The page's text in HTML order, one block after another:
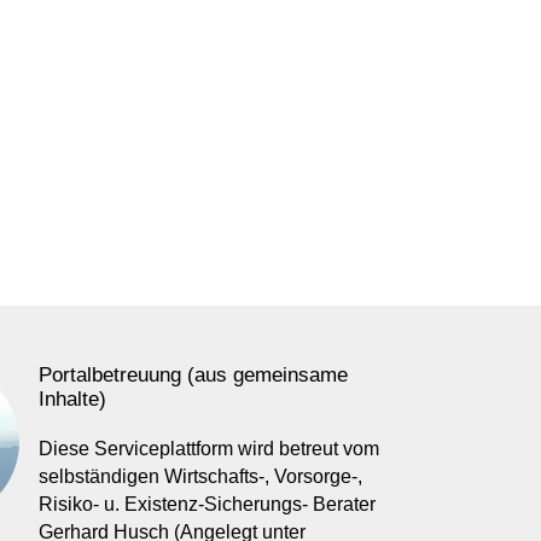
Portalbetreuung (aus gemeinsame
Inhalte)
Diese Serviceplattform wird betreut vom
selbständigen Wirtschafts-, Vorsorge-,
Risiko- u. Existenz-Sicherungs- Berater
Gerhard Husch (Angelegt unter